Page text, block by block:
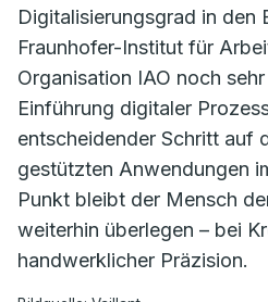
Digitalisierungsgrad in den
Fraunhofer-Institut für
Organisation IAO noch
Einführung digitaler
entscheidender Schritt auf
gestützten Anwendungen
Punkt bleibt der Mensch
weiterhin überlegen – bei
handwerklicher Präzision.